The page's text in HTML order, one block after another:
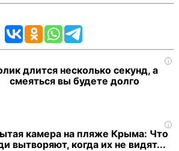
i
длится несколько секунд, а
смеяться вы будете долго
i
камера на пляже Крыма: Что
вытворяют, когда их не видят...